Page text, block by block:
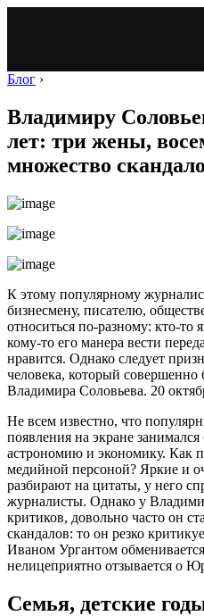
Блог ›
Владимиру
лет: три жены,
множество
К этому популярному
бизнесмену, писателю,
относиться по-разному: кто-то
кому-то его манера вести
нравится. Однако следует
человека, который совершенно
Владимира Соловьева. 20
Не всем известно, что
появления на экране
астрономию и экономику. Как
медийной персоной? Яркие и
разбирают на цитаты, у него
журналисты. Однако у
критиков, довольно часто он
скандалов: то он резко
Иваном Ургантом
нелицеприятно отзывается о
Семья, детские